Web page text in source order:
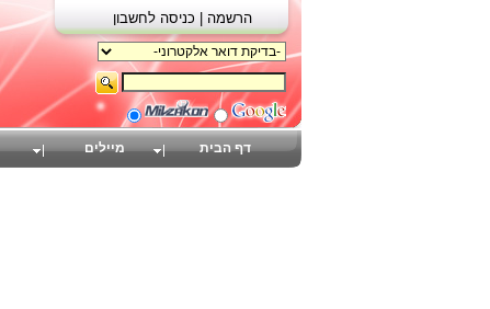
דף הבית מיילים
הרשמה | כניסה לחשבון